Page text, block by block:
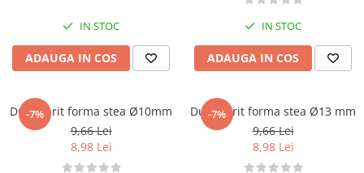
IN STOC
ADAUGA IN COS
IN STOC
ADAUGA IN COS
-7%
Dui / sprit forma stea Ø10mm
9,66 Lei
8,98 Lei
-7%
Dui / sprit forma stea Ø13 mm
9,66 Lei
8,98 Lei